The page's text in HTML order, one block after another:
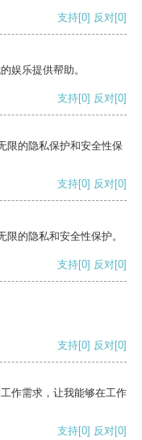
支持[0] 反对[0]
娱乐提供帮助。
支持[0] 反对[0]
限的隐私保护和安全性保
支持[0] 反对[0]
的隐私和安全性保护。
支持[0] 反对[0]
支持[0] 反对[0]
作需求，让我能够在工作
支持[0] 反对[0]